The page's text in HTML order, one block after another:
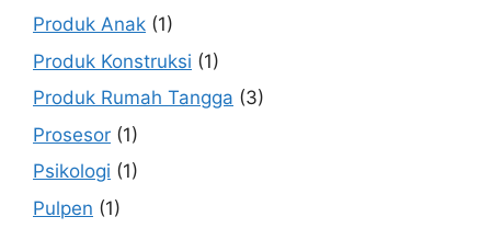
Produk Anak (1)
Produk Konstruksi (1)
Produk Rumah Tangga (3)
Prosesor (1)
Psikologi (1)
Pulpen (1)